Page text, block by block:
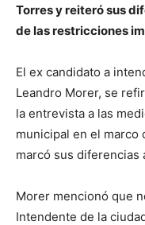
Torres y reiteró sus
de las restricciones
El ex candidato a
Leandro Morer, se
la entrevista a las
municipal en el marco
marcó sus diferencias
Morer mencionó que
Intendente de la